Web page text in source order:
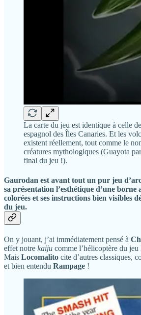
La carte du jeu est identique à celle
espagnol des Îles Canaries. Et les
existent réellement, tout comme le
créatures mythologiques (Guayota
final du jeu !).
Gaurodan est avant tout un pur jeu
sa présentation l’esthétique d’une borne
colorées et ses instructions bien visibles
du jeu.
On y jouant, j’ai immédiatement pensé à
effet notre kaiju comme l’hélicoptère du
Mais Locomalito cite d’autres classiques,
et bien entendu Rampage !